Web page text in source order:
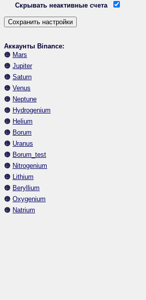
Скрывать неактивные счета
Аккаунты Binance:
🟠 Mars
🟠 Jupiter
🟠 Saturn
🟠 Venus
🟠 Neptune
🟠 Hydrogenium
🟠 Helium
🟠 Borum
🟠 Uranus
🟠 Borum_test
🟠 Nitrogenium
🟠 Lithium
🟠 Beryllium
🟠 Oxygenium
🟠 Natrium